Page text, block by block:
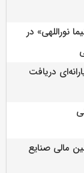
نوراللهی» در
دریافت
مالی صنایع